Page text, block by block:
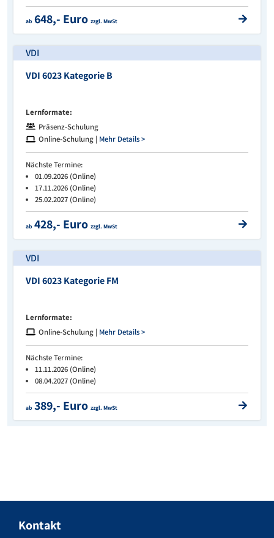
ab 648,- Euro zzgl. MwSt
VDI
VDI 6023 Kategorie B
Lernformate:
Präsenz-Schulung
Online-Schulung | Mehr Details >
Nächste Termine:
01.09.2026 (Online)
17.11.2026 (Online)
25.02.2027 (Online)
ab 428,- Euro zzgl. MwSt
VDI
VDI 6023 Kategorie FM
Lernformate:
Online-Schulung | Mehr Details >
Nächste Termine:
11.11.2026 (Online)
08.04.2027 (Online)
ab 389,- Euro zzgl. MwSt
Kontakt